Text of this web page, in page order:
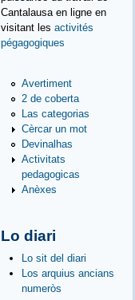
Cantalausa en ligne en
visitant les activités
pégagogiques
Avertiment
2 de coberta
Las categorias
Cèrcar un mot
Devinalhas
Activitats
pedagogicas
Anèxes
Lo diari
Lo sit del diari
Los arquius ancians
numeròs